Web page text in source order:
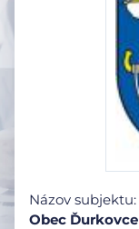
Názov subjektu:
Obec Ďurkovce